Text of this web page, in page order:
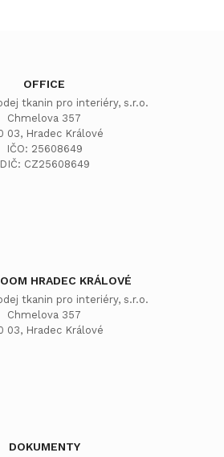
OFFICE
tkanin pro interiéry, s.r.o.
Chmelova 357
03, Hradec Králové
IČO: 25608649
DIČ: CZ25608649
HRADEC KRÁLOVÉ
tkanin pro interiéry, s.r.o.
Chmelova 357
03, Hradec Králové
DOKUMENTY